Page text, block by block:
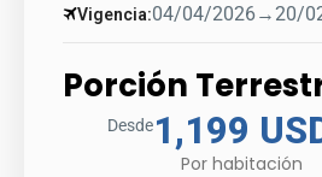
Vigencia:04/04/2026→20/
Porción
Desde1,199
Por habitación